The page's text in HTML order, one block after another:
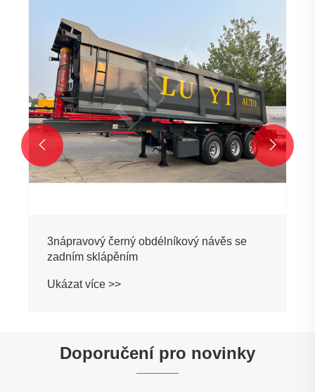
3nápravový černý obdélníkový návěs se
zadním sklápěním
Ukázat více >>
 
Doporučení pro novinky